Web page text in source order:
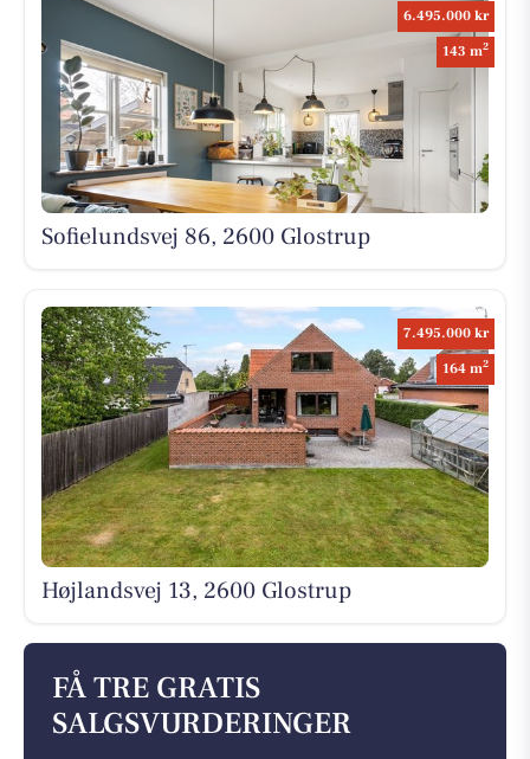
6.495.000 kr
143 m2
Sofielundsvej 86, 2600 Glostrup
7.495.000 kr
164 m2
Højlandsvej 13, 2600 Glostrup
FÅ TRE GRATIS
SALGSVURDERINGER